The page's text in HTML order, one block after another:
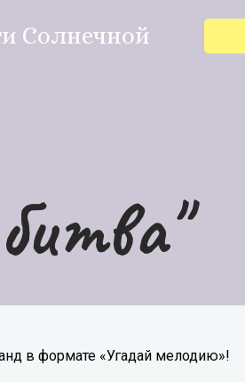
Солнечной
"
в формате «Угадай мелодию»!